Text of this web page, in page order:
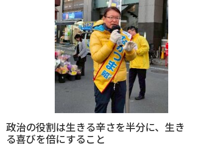
政治の役割は生きる辛さを半分に、生き
る喜びを倍にすること